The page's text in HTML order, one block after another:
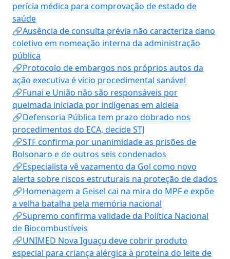
perícia médica para comprovação de estado de
saúde
🔗Ausência de consulta prévia não caracteriza dano
coletivo em nomeação interna da administração
pública
🔗Protocolo de embargos nos próprios autos da
ação executiva é vício procedimental sanável
🔗Funai e União não são responsáveis por
queimada iniciada por indígenas em aldeia
🔗Defensoria Pública tem prazo dobrado nos
procedimentos do ECA, decide STJ
🔗STF confirma por unanimidade as prisões de
Bolsonaro e de outros seis condenados
🔗Especialista vê vazamento da Gol como novo
alerta sobre riscos estruturais na proteção de dados
🔗Homenagem a Geisel cai na mira do MPF e expõe
a velha batalha pela memória nacional
🔗Supremo confirma validade da Política Nacional
de Biocombustíveis
🔗UNIMED Nova Iguaçu deve cobrir produto
especial para criança alérgica à proteína do leite de